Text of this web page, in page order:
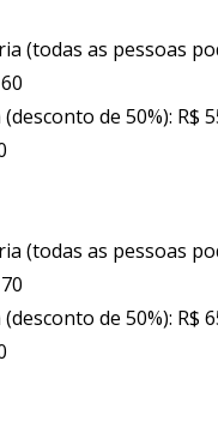
(todas as pessoas
de 50%): R$
(todas as pessoas
de 50%): R$